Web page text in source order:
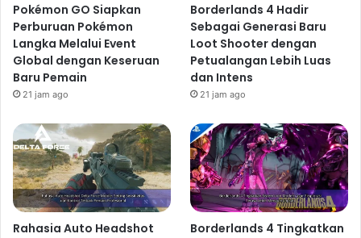
Pokémon GO Siapkan
Perburuan Pokémon
Langka Melalui Event
Global dengan Keseruan
Baru Pemain
21 jam ago
Borderlands 4 Hadir
Sebagai Generasi Baru
Loot Shooter dengan
Petualangan Lebih Luas
dan Intens
21 jam ago
Rahasia Auto Headshot
Borderlands 4 Tingkatkan